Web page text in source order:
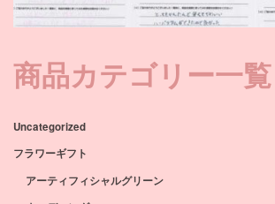
商品カテゴリー一覧
Uncategorized
フラワーギフト
アーティフィシャルグリーン